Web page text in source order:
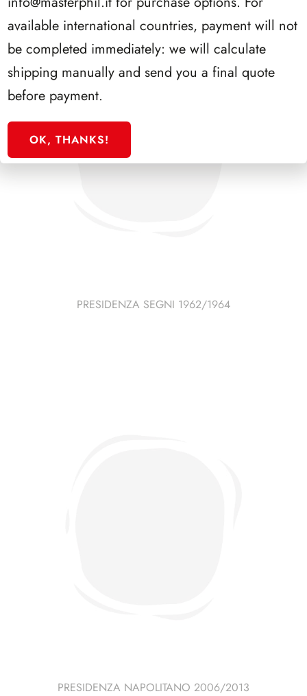
PRESIDENZA SEGNI 1962/1964
PRESIDENZA NAPOLITANO 2006/2013
available international countries, payment will not
be completed immediately: we will calculate
shipping manually and send you a final quote
before payment.
OK, THANKS!